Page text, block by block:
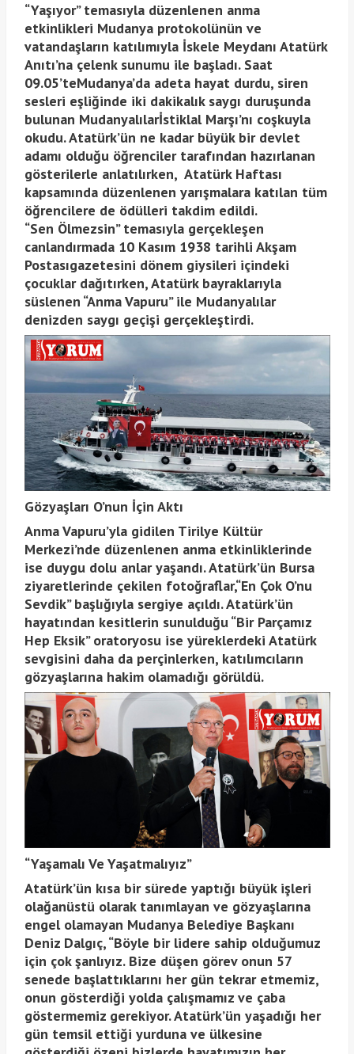
“Yaşıyor” temasıyla düzenlenen anma
etkinlikleri Mudanya protokolünün ve
vatandaşların katılımıyla İskele Meydanı Atatürk
Anıtı’na çelenk sunumu ile başladı. Saat
09.05’teMudanya’da adeta hayat durdu, siren
sesleri eşliğinde iki dakikalık saygı duruşunda
bulunan Mudanyalılarİstiklal Marşı’nı coşkuyla
okudu. Atatürk’ün ne kadar büyük bir devlet
adamı olduğu öğrenciler tarafından hazırlanan
gösterilerle anlatılırken, Atatürk Haftası
kapsamında düzenlenen yarışmalara katılan tüm
öğrencilere de ödülleri takdim edildi.
“Sen Ölmezsin” temasıyla gerçekleşen
canlandırmada 10 Kasım 1938 tarihli Akşam
Postasıgazetesini dönem giysileri içindeki
çocuklar dağıtırken, Atatürk bayraklarıyla
süslenen “Anma Vapuru” ile Mudanyalılar
denizden saygı geçişi gerçekleştirdi.
Gözyaşları O’nun İçin Aktı
Anma Vapuru’yla gidilen Tirilye Kültür
Merkezi’nde düzenlenen anma etkinliklerinde
ise duygu dolu anlar yaşandı. Atatürk’ün Bursa
ziyaretlerinde çekilen fotoğraflar,“En Çok O’nu
Sevdik” başlığıyla sergiye açıldı. Atatürk’ün
hayatından kesitlerin sunulduğu “Bir Parçamız
Hep Eksik” oratoryosu ise yüreklerdeki Atatürk
sevgisini daha da perçinlerken, katılımcıların
gözyaşlarına hakim olamadığı görüldü.
“Yaşamalı Ve Yaşatmalıyız”
Atatürk’ün kısa bir sürede yaptığı büyük işleri
olağanüstü olarak tanımlayan ve gözyaşlarına
engel olamayan Mudanya Belediye Başkanı
Deniz Dalgıç, “Böyle bir lidere sahip olduğumuz
için çok şanlıyız. Bize düşen görev onun 57
senede başlattıklarını her gün tekrar etmemiz,
onun gösterdiği yolda çalışmamız ve çaba
göstermemiz gerekiyor. Atatürk’ün yaşadığı her
gün temsil ettiği yurduna ve ülkesine